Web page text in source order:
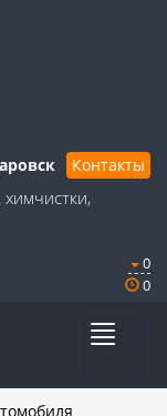
Контакты
0
0